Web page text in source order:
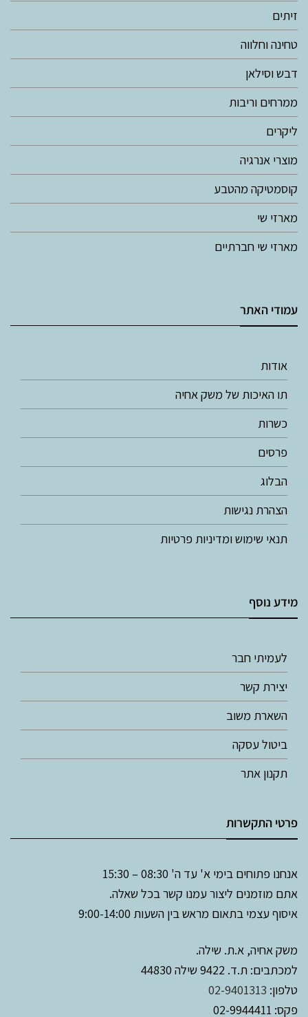
זיתים
טחינה וחלווה
דבש וסילאן
ממרחים וריבות
ליקרים
מוצרי אנרגיה
קוסמטיקה מהטבע
מארזי שי
מארזי שי חברתיים
עמודי האתר
אודות
תו האיכות של משק אחיה
כשרות
פרסים
הבלוג
הצהרת נגישות
תנאי שימוש ומדיניות פרטיות
מידע נוסף
לעמיתי חבר
יצירת קשר
השארת משוב
ביטול עסקה
תקנון אתר
פרטי התקשרות
אנחנו פתוחים בימי א' עד ה' 08:30 – 15:30
אתם מוזמנים ליצור עמנו קשר בכל שאלה.
איסוף עצמי בתאום מראש בין השעות 9:00-14:00
משק אחיה, א.ת. שילה.
למכתבים: ת.ד. 9422 שילה 44830
טלפון: 02-9401313
פקס: 02-9944411